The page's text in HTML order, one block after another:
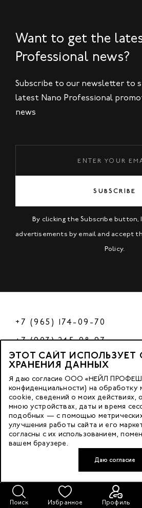
Want to get the
Professional news?
Subscribe to our newsletter to
latest Nano Professional
news
SUBSCRIBE
By clicking the Subscribe button,
advertisements by email and accept
Policy.
+7 (965) 174-09-70
+7 (903) 245-98-97
РФ
© 2023 Nano Prof
Developed by FACE FAMILY
117342, Russia, Moscow, Butlerova
floor 3, office 3079
Поиск Избранное Профиль
ЭТОТ САЙТ ИСПОЛЬЗУЕТ
ХРАНЕНИЯ ДАННЫХ
Я даю согласие ООО «НЕЙЛ
конфиденциальности) на обработку
cookie, сведений о моих действиях,
мною устройствах, даты и время
подобных — с помощью
улучшения работы сайта и его
согласны с их использованием,
вашем браузере.
Даю согласие